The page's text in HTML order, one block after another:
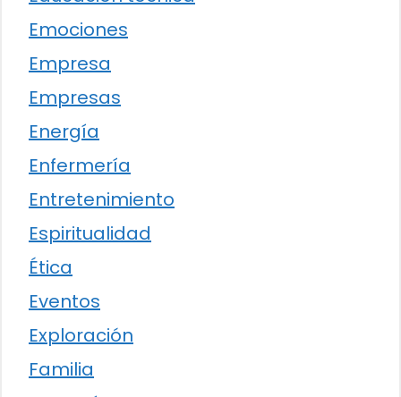
Emociones
Empresa
Empresas
Energía
Enfermería
Entretenimiento
Espiritualidad
Ética
Eventos
Exploración
Familia